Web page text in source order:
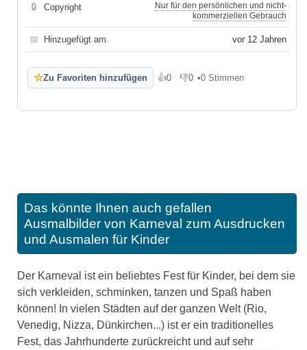
🔒 Copyright
Nur für den persönlichen und nicht-
kommerziellen Gebrauch
📅 Hinzugefügt am vor 12 Jahren
☆Zu Favoriten hinzufügen 👍0
Gefällt mir
👎0
Gefällt mir nicht
•0 Stimmen
Das könnte Ihnen auch gefallen
Ausmalbilder von Karneval zum Ausdrucken
und Ausmalen für Kinder
Der Karneval ist ein beliebtes Fest für Kinder, bei dem sie
sich verkleiden, schminken, tanzen und Spaß haben
können! In vielen Städten auf der ganzen Welt (Rio,
Venedig, Nizza, Dünkirchen...) ist er ein traditionelles
Fest, das Jahrhunderte zurückreicht und auf sehr